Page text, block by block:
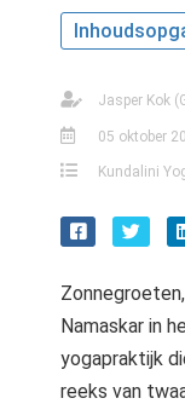
Jasper Kok
05 oktober
Kundalini
Namaskar in
yogapraktijk
reeks van